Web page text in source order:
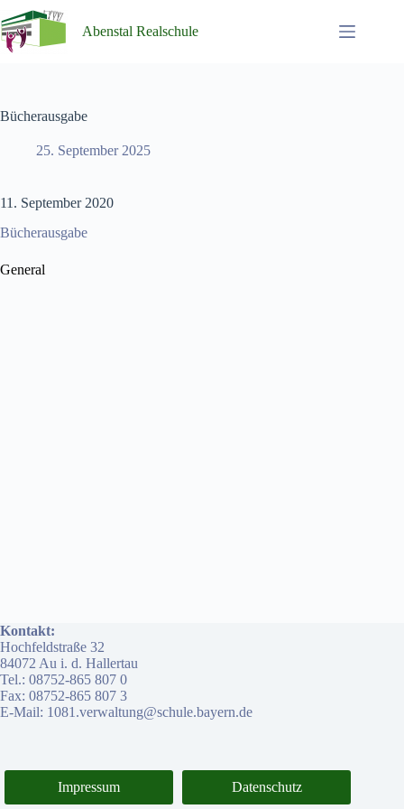
Inhalt
springen
Abenstal Realschule
Bücherausgabe
25. September 2025
11. September 2020
Bücherausgabe
General
Kontakt:
Hochfeldstraße 32
84072 Au i. d. Hallertau
Tel.: 08752-865 807 0
Fax: 08752-865 807 3
E-Mail: 1081.verwaltung@schule.bayern.de
Impressum Datenschutz